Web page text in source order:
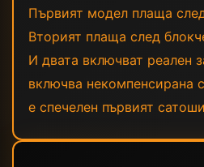
Първият модел плаща
Вторият плаща след
И двата включват реален
включва некомпенсирана
е спечелен първият